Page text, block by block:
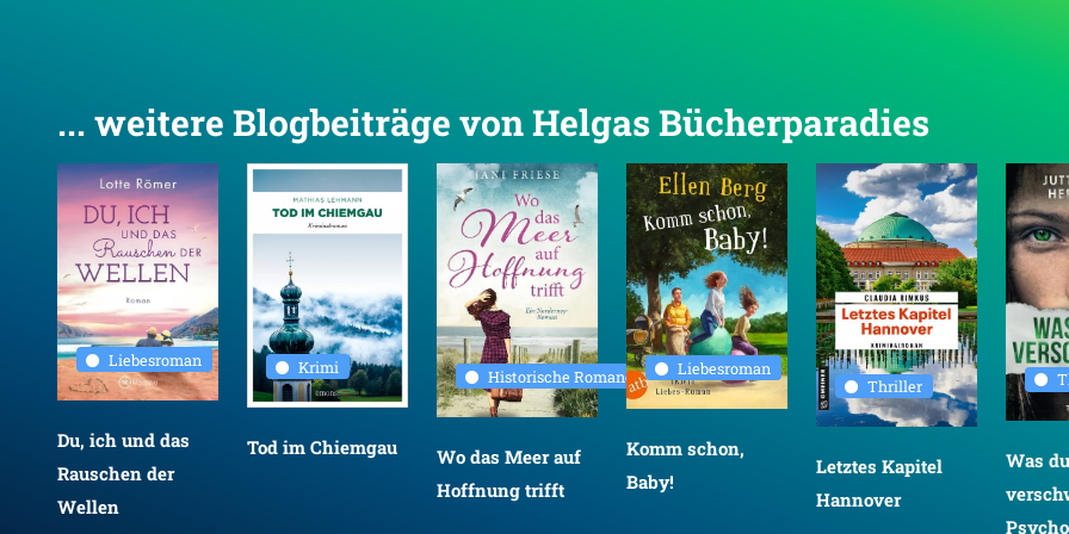
... weitere Blogbeiträge von Helgas Bücherparadies
Liebesroman
Du, ich und das
Rauschen der
Wellen
Krimi
Tod im Chiemgau
Historische Romane
Wo das Meer auf
Hoffnung trifft
Liebesroman
Komm schon,
Baby!
Thriller
Letztes Kapitel
Hannover
Was du